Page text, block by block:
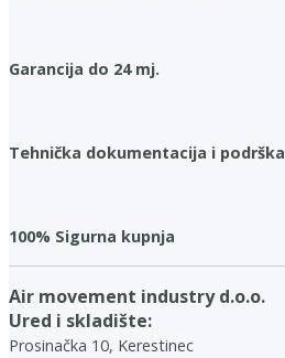
Garancija do 24 mj.
Tehnička dokumentacija i podrška
100% Sigurna kupnja
Air movement industry d.o.o.
Ured i skladište:
Prosinačka 10, Kerestinec